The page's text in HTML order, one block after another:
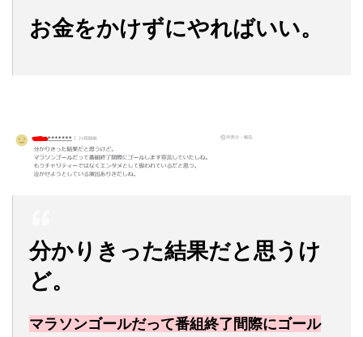
お金をかけずにやればいい。
分かりきった結果だと思うけ
ど。
マラソンゴールだって番組終了間際にゴール